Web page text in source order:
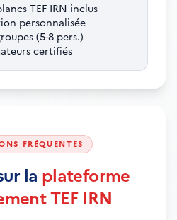
TEF IRN inclus
personnalisée
(5-8 pers.)
certifiés
FRÉQUENTES
la plateforme
TEF IRN